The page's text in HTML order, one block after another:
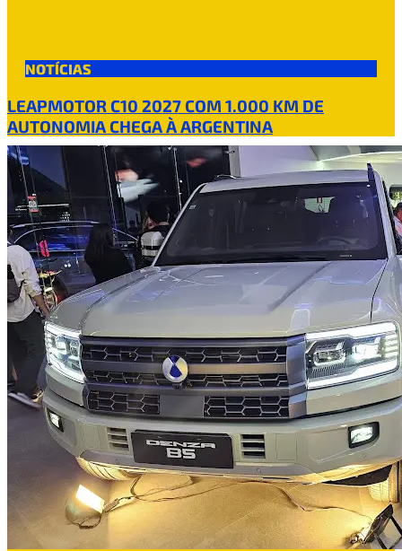
NOTÍCIAS
LEAPMOTOR C10 2027 COM 1.000 KM DE
AUTONOMIA CHEGA À ARGENTINA